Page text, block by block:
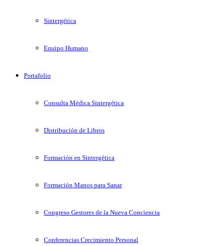
Sintergética
Equipo Humano
Portafolio
Consulta Médica Sintergética
Distribución de Libros
Formación en Sintergética
Formación Manos para Sanar
Congreso Gestores de la Nueva Conciencia
Conferencias Crecimiento Personal